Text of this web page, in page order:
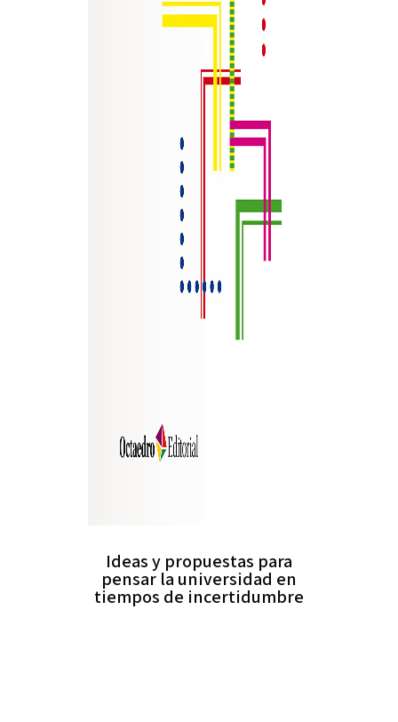
Ideas y propuestas para
pensar la universidad en
tiempos de incertidumbre